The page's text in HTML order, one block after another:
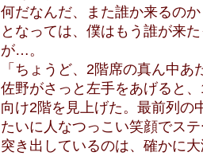
何だなんだ、また誰か来るの
となっては、僕はもう誰が来
が…。
「ちょうど、2階席の真ん中
佐野がさっと左手をあげると
向け2階を見上げた。最前列の
たいに人なつっこい笑顔でス
突き出しているのは、確かに